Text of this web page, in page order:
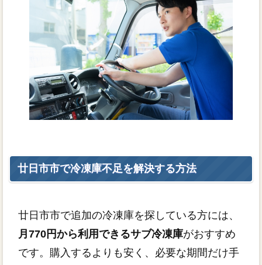
廿日市市で冷凍庫不足を解決する方法
廿日市市で追加の冷凍庫を探している方には、
月770円から利用できるサブ冷凍庫がおすすめ
です。購入するよりも安く、必要な期間だけ手